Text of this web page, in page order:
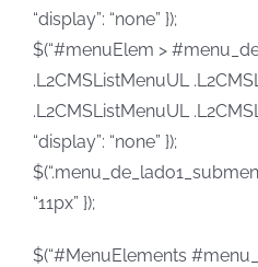
“display”: “none” });
$(“#menuElem >
.L2CMSListMenuUL
.L2CMSListMenuUL
“display”: “none” });
“11px” });
$(“#MenuElements